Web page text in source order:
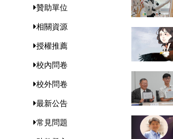
贊助單位
相關資源
授權推薦
校內問卷
校外問卷
最新公告
常見問題